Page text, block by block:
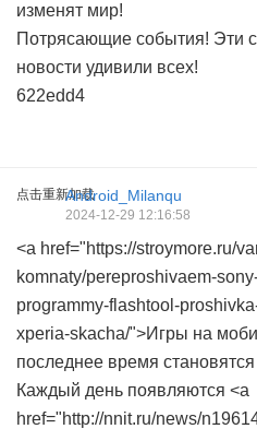
изменят мир!
Потрясающие события! Эти
новости удивили всех!
622edd4
点击重新加载Android_Milanqu
2024-12-29 12:16:58
<a href="https://stroymore.ru/
komnaty/pereproshivaem-
programmy-flashtool-
xperia-skacha/">Игры на
последнее время
Каждый день появляются <a
href="http://nnit.ru/news/